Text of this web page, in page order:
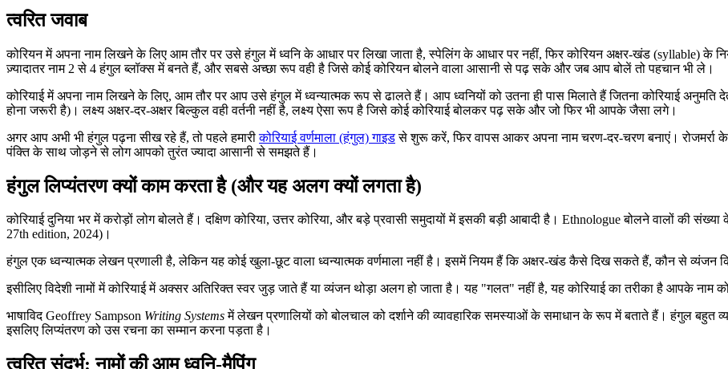
त्वरित जवाब
कोरियन में अपना नाम लिखने के लिए आम तौर पर उसे हंगुल में ध्वनि के आधार पर लिखा जाता है, स्पेलिंग के आधार पर नहीं, फिर कोरियन अक्षर-खंड (syllable) के
ज़्यादातर नाम 2 से 4 हंगुल ब्लॉक्स में बनते हैं, और सबसे अच्छा रूप वही है जिसे कोई कोरियन बोलने वाला आसानी से पढ़ सके और जब आप बोलें तो पहचान भी ले।
कोरियाई में अपना नाम लिखने के लिए, आम तौर पर आप उसे हंगुल में ध्वन्यात्मक रूप से ढालते हैं। आप ध्वनियों को उतना ही पास मिलाते हैं जितना कोरियाई अनुमति
होना जरूरी है)। लक्ष्य अक्षर-दर-अक्षर बिल्कुल वही वर्तनी नहीं है, लक्ष्य ऐसा रूप है जिसे कोई कोरियाई बोलकर पढ़ सके और जो फिर भी आपके जैसा लगे।
अगर आप अभी भी हंगुल पढ़ना सीख रहे हैं, तो पहले हमारीकोरियाई वर्णमाला (हंगुल) गाइडसे शुरू करें, फिर वापस आकर अपना नाम चरण-दर-चरण बनाएं। रोजमर्रा
पंक्ति के साथ जोड़ने से लोग आपको तुरंत ज्यादा आसानी से समझते हैं।
हंगुल लिप्यंतरण क्यों काम करता है (और यह अलग क्यों लगता है)
कोरियाई दुनिया भर में करोड़ों लोग बोलते हैं। दक्षिण कोरिया, उत्तर कोरिया, और बड़े प्रवासी समुदायों में इसकी बड़ी आबादी है। Ethnologue बोलने वालों की
27th edition, 2024)।
हंगुल एक ध्वन्यात्मक लेखन प्रणाली है, लेकिन यह कोई खुला-छूट वाला ध्वन्यात्मक वर्णमाला नहीं है। इसमें नियम हैं कि अक्षर-खंड कैसे दिख सकते हैं, कौन से
इसीलिए विदेशी नामों में कोरियाई में अक्सर अतिरिक्त स्वर जुड़ जाते हैं या व्यंजन थोड़ा अलग हो जाता है। यह "गलत" नहीं है, यह कोरियाई का तरीका है आपके नाम
भाषाविद Geoffrey Sampson Writing Systemsमें लेखन प्रणालियों को बोलचाल को दर्शाने की व्यावहारिक समस्याओं के समाधान के रूप में बताते हैं। हंगुल बहुत
इसलिए लिप्यंतरण को उस रचना का सम्मान करना पड़ता है।
त्वरित संदर्भ: नामों की आम ध्वनि-मैपिंग